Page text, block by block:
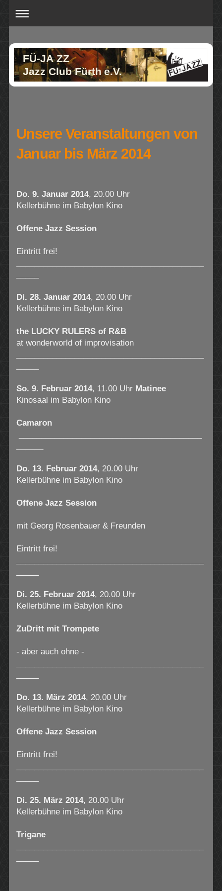
FÜ-JA ZZ
Jazz Club Fürth e.V.
Unsere Veranstaltungen von
Januar bis März 2014
Do. 9. Januar 2014, 20.00 Uhr
Kellerbühne im Babylon Kino
Offene Jazz Session
Eintritt frei!
Di. 28. Januar 2014, 20.00 Uhr
Kellerbühne im Babylon Kino
the LUCKY RULERS of R&B
at wonderworld of improvisation
So. 9. Februar 2014, 11.00 Uhr Matinee
Kinosaal im Babylon Kino
Camaron
Do. 13. Februar 2014, 20.00 Uhr
Kellerbühne im Babylon Kino
Offene Jazz Session
mit Georg Rosenbauer & Freunden
Eintritt frei!
Di. 25. Februar 2014, 20.00 Uhr
Kellerbühne im Babylon Kino
ZuDritt mit Trompete
- aber auch ohne -
Do. 13. März 2014, 20.00 Uhr
Kellerbühne im Babylon Kino
Offene Jazz Session
Eintritt frei!
Di. 25. März 2014, 20.00 Uhr
Kellerbühne im Babylon Kino
Trigane